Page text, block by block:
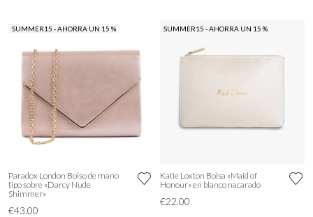
SUMMER15 - AHORRA UN 15 %
Paradox London Bolso de mano
tipo sobre «Darcy Nude
Shimmer»
€43.00
SUMMER15 - AHORRA UN 15 %
Katie Loxton Bolsa «Maid of
Honour» en blanco nacarado
€22.00